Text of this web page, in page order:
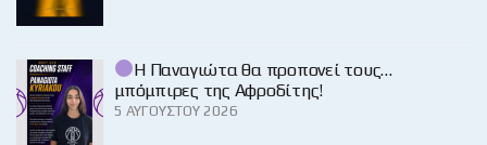
Η Παναγιώτα θα προπονεί τους…
μπόμπιρες της Αφροδίτης!
5 ΑΥΓΟΎΣΤΟΥ 2026